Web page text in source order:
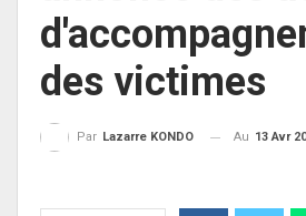
des victimes
Par Lazarre KONDO Au 13 Avr